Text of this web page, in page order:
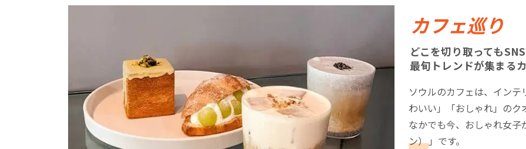
カフェ巡り
どこを切り取っても
最旬トレンドが集まる
ソウルのカフェは、イン
わいい」「おしゃれ」の
なかでも今、おしゃれ女
ン） 」です。